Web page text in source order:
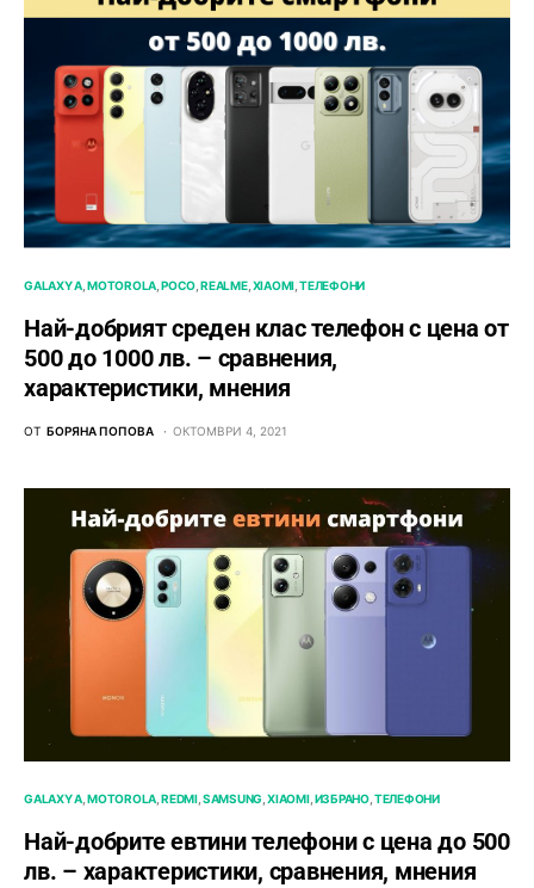
GALAXY A MOTOROLA POCO REALME XIAOMI ТЕЛЕФОНИ
Най-добрият среден клас телефон с цена от
500 до 1000 лв. – сравнения,
характеристики, мнения
ОТ БОРЯНА ПОПОВА ОКТОМВРИ 4, 2021
GALAXY A MOTOROLA REDMI SAMSUNG XIAOMI ИЗБРАНО ТЕЛЕФОНИ
Най-добрите евтини телефони с ценa до 500
лв. – характeристики, сравнения, мнения